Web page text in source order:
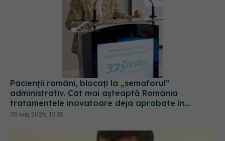
Pacienții români, blocați la „semaforul”
administrativ. Cât mai așteaptă România
tratamentele inovatoare deja aprobate în